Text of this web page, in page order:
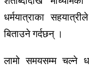
धर्मयात्राका
बिताउने गर्दछन् ।
लामो समयसम्म चल्ने